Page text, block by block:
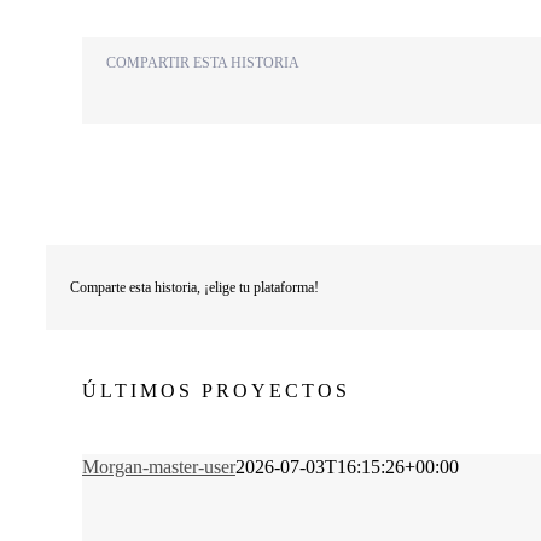
COMPARTIR ESTA HISTORIA
Comparte esta historia, ¡elige tu plataforma!
ÚLTIMOS PROYECTOS
Morgan-master-user2026-07-03T16:15:26+00:00